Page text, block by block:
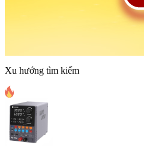
Xu hướng tìm kiếm